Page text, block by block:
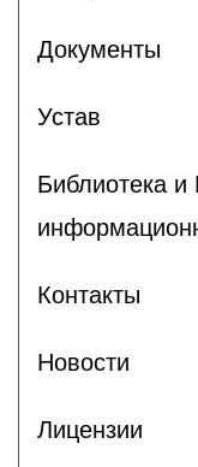
Документы
Устав
Библиотека и
Контакты
Новости
Лицензии